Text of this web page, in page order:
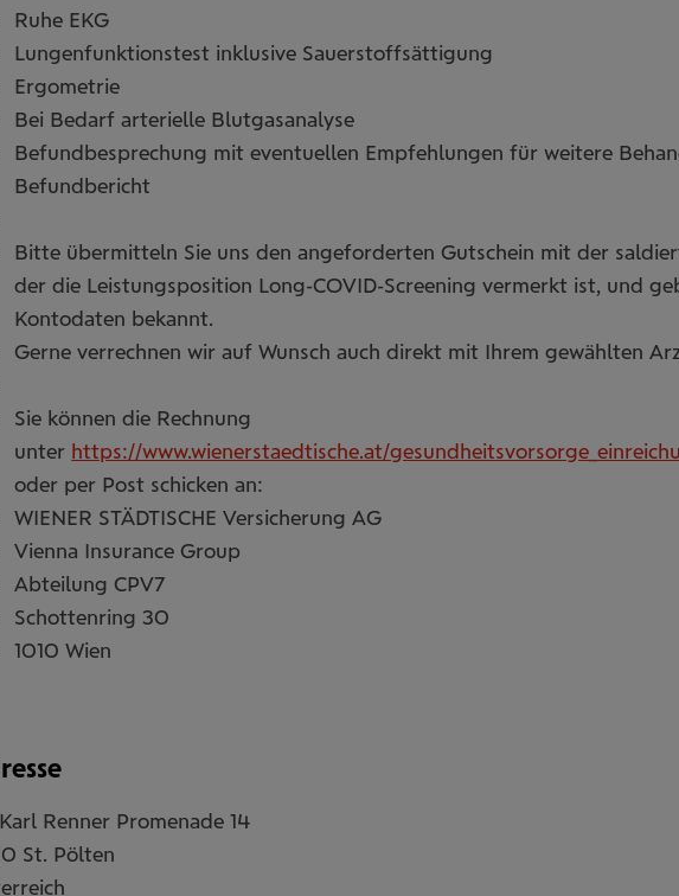
Ruhe EKG
Lungenfunktionstest inklusive Sauerstoffsättigung
Ergometrie
Bei Bedarf arterielle Blutgasanalyse
Befundbesprechung mit eventuellen Empfehlungen für weitere
Befundbericht
Bitte übermitteln Sie uns den angeforderten Gutschein mit der
der die Leistungsposition Long-COVID-Screening vermerkt ist, und
Kontodaten bekannt.
Gerne verrechnen wir auf Wunsch auch direkt mit Ihrem gewählten
Sie können die Rechnung
unter https://www.wienerstaedtische.at/
oder per Post schicken an:
WIENER STÄDTISCHE Versicherung AG
Vienna Insurance Group
Abteilung CPV7
Schottenring 30
1010 Wien
Renner Promenade 14
St. Pölten